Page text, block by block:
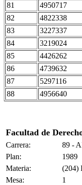
81 4950717
82 4822338
83 3227337
84 3219024
85 4426262
86 4739632
87 5297116
88 4956640
Facultad de
Carrera:
89 -
Plan:
1989
Materia:
(204)
Mesa:
1